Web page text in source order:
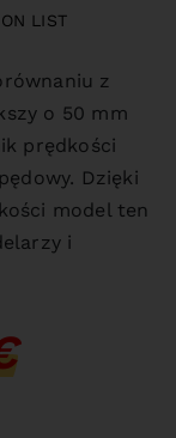
LIST
z
o 50 mm
prędkości
Dzięki
model ten
i